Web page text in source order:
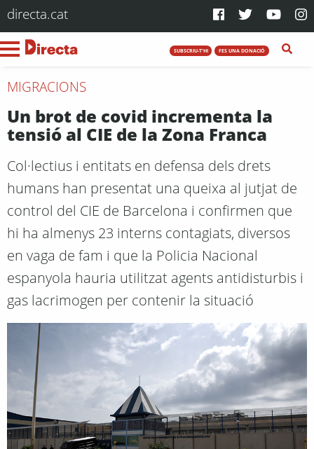
directa.cat
SUBSCRIU-T'HI FES UNA DONACIÓ
MIGRACIONS
Un brot de covid incrementa la
tensió al CIE de la Zona Franca
Col·lectius i entitats en defensa dels drets
humans han presentat una queixa al jutjat de
control del CIE de Barcelona i confirmen que
hi ha almenys 23 interns contagiats, diversos
en vaga de fam i que la Policia Nacional
espanyola hauria utilitzat agents antidisturbis i
gas lacrimogen per contenir la situació